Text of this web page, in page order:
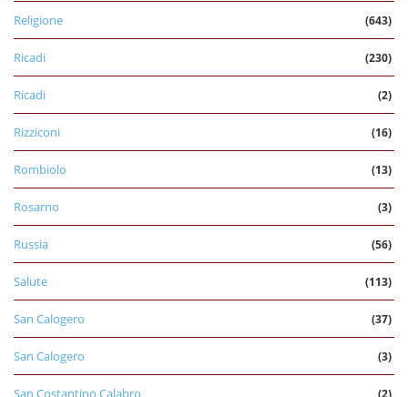
Religione (643)
Ricadi (230)
Ricadi (2)
Rizziconi (16)
Rombiolo (13)
Rosarno (3)
Russia (56)
Salute (113)
San Calogero (37)
San Calogero (3)
San Costantino Calabro (2)